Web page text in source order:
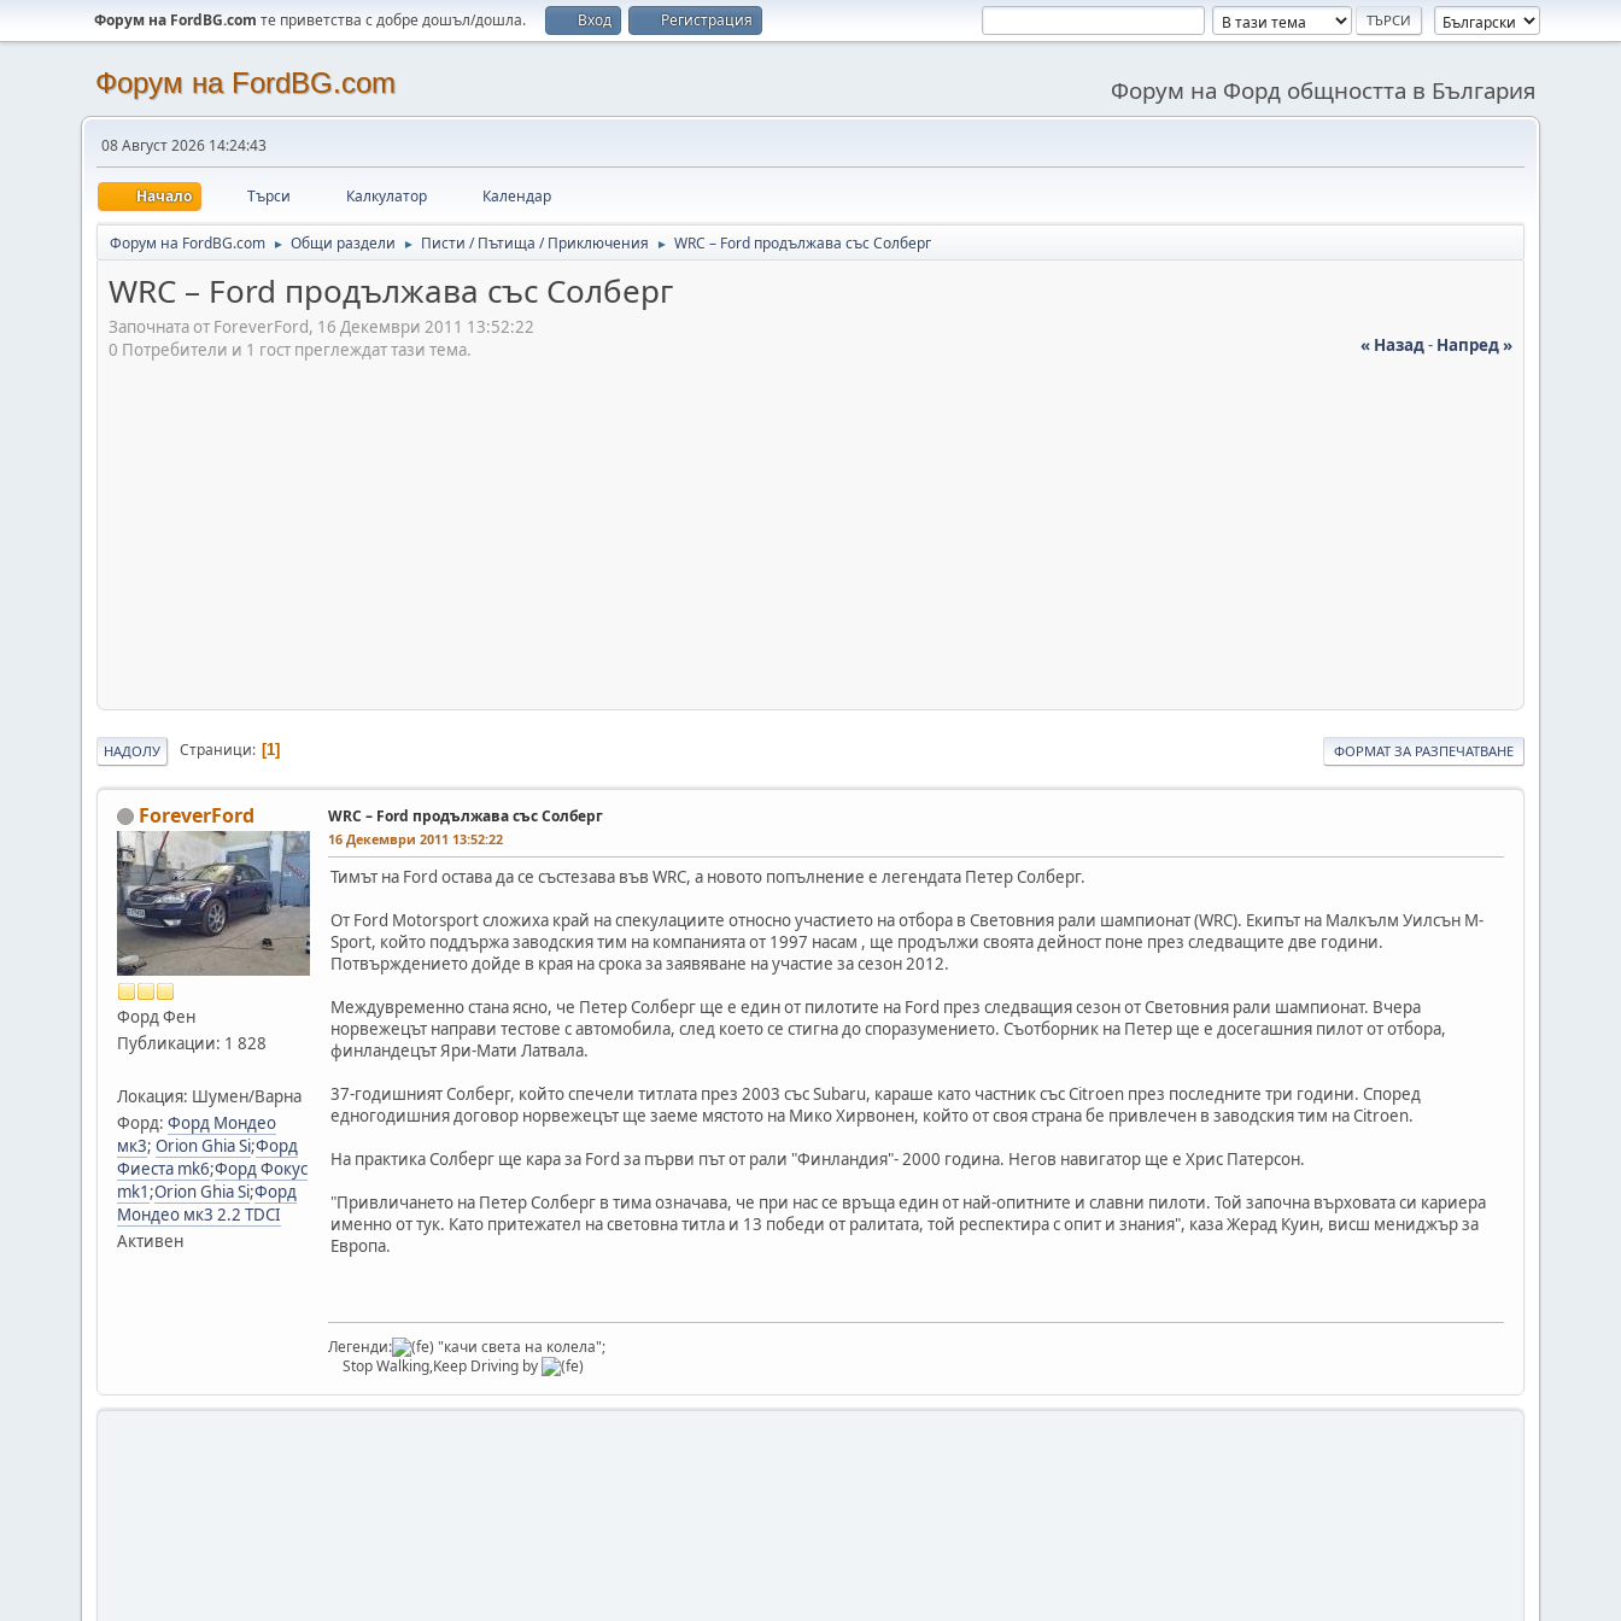
Форум на FordBG.com те приветства с добре дошъл/дошла. Вход Регистрация
Форум на FordBG.com Форум на Форд общността в България
08 Август 2026 14:24:43
Начало Търси Калкулатор Календар
Форум на FordBG.com ► Общи раздели ► Писти / Пътища / Приключения ► WRC – Ford продължава със Солберг
WRC – Ford продължава със Солберг
Започната от ForeverFord, 16 Декември 2011 13:52:22
« Назад- Напред »
0 Потребители и 1 гост преглеждат тази тема.
ФОРМАТ ЗА РАЗПЕЧАТВАНЕ
НАДОЛУ Страници 1
ForeverFord
Форд Фен
Публикации: 1 828
Локация: Шумен/Варна
Форд:Форд Мондео
мк3;Orion Ghia Si;Форд
Фиеста mk6;Форд Фокус
mk1 ;Orion Ghia Si;Форд
Мондео мк3 2.2 TDCI
Активен
WRC – Ford продължава със Солберг
16 Декември 2011 13:52:22
Тимът на Ford остава да се състезава във WRC, а новото попълнение е легендата Петер Солберг.
От Ford Motorsport сложиха край на спекулациите относно участието на отбора в Световния рали шампионат (WRC). Екипът на Малкълм Уилсън M-
Sport, който поддържа заводския тим на компанията от 1997 насам , ще продължи своята дейност поне през следващите две години.
Потвърждението дойде в края на срока за заявяване на участие за сезон 2012.
Междувременно стана ясно, че Петер Солберг ще е един от пилотите на Ford през следващия сезон от Световния рали шампионат. Вчера
норвежецът направи тестове с автомобила, след което се стигна до споразумението. Съотборник на Петер ще е досегашния пилот от отбора,
финландецът Яри-Мати Латвала.
37-годишният Солберг, който спечели титлата през 2003 със Subaru, караше като частник със Citroen през последните три години. Според
едногодишния договор норвежецът ще заеме мястото на Мико Хирвонен, който от своя страна бе привлечен в заводския тим на Citroen.
На практика Солберг ще кара за Ford за първи път от рали "Финландия"- 2000 година. Негов навигатор ще е Хрис Патерсон.
"Привличането на Петер Солберг в тима означава, че при нас се връща един от най-опитните и славни пилоти. Той започна върховата си кариера
именно от тук. Като притежател на световна титла и 13 победи от ралитата, той респектира с опит и знания", каза Жерад Куин, висш мениджър за
Европа.
Легенди:
"качи света на колела";
Stop Walking,Keep Driving by